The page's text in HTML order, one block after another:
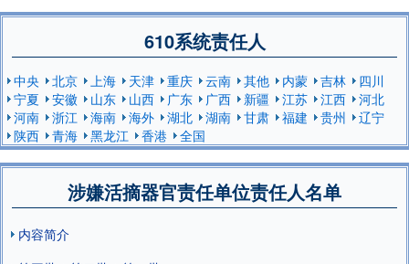
610系统责任人
中央 北京 上海 天津 重庆 云南 其他 内蒙 吉林
四川
宁夏
安徽 山东 山西 广东 广西 新疆 江苏 江西
河北
河南
浙江 海南 海外 湖北 湖南 甘肃 福建 贵州
辽宁
陕西
青海 黑龙江 香港 全国
涉嫌活摘器官责任单位责任人名单
内容简介